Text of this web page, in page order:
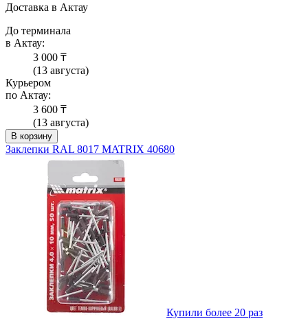
Доставка в Актау
До терминала
в Актау:
3 000 ₸
(13 августа)
Курьером
по Актау:
3 600 ₸
(13 августа)
В корзину
Заклепки RAL 8017 MATRIX 40680
Купили более 20 раз